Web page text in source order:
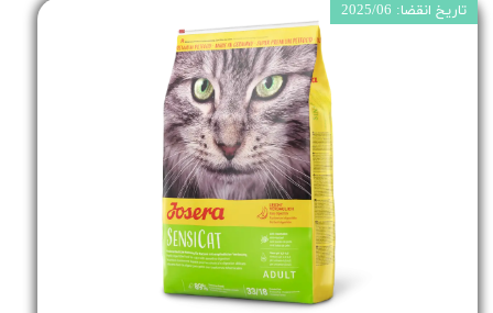
تاریخ انقضا: 2025/06